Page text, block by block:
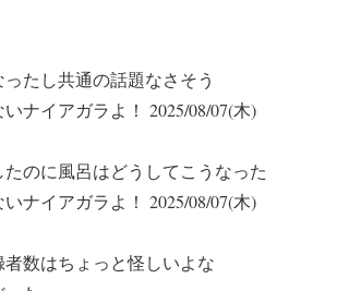
たし共通の話題なさそう
ナイアガラよ！ 2025/08/07(木)
のに風呂はどうしてこうなった
ナイアガラよ！ 2025/08/07(木)
数はちょっと怪しいよな